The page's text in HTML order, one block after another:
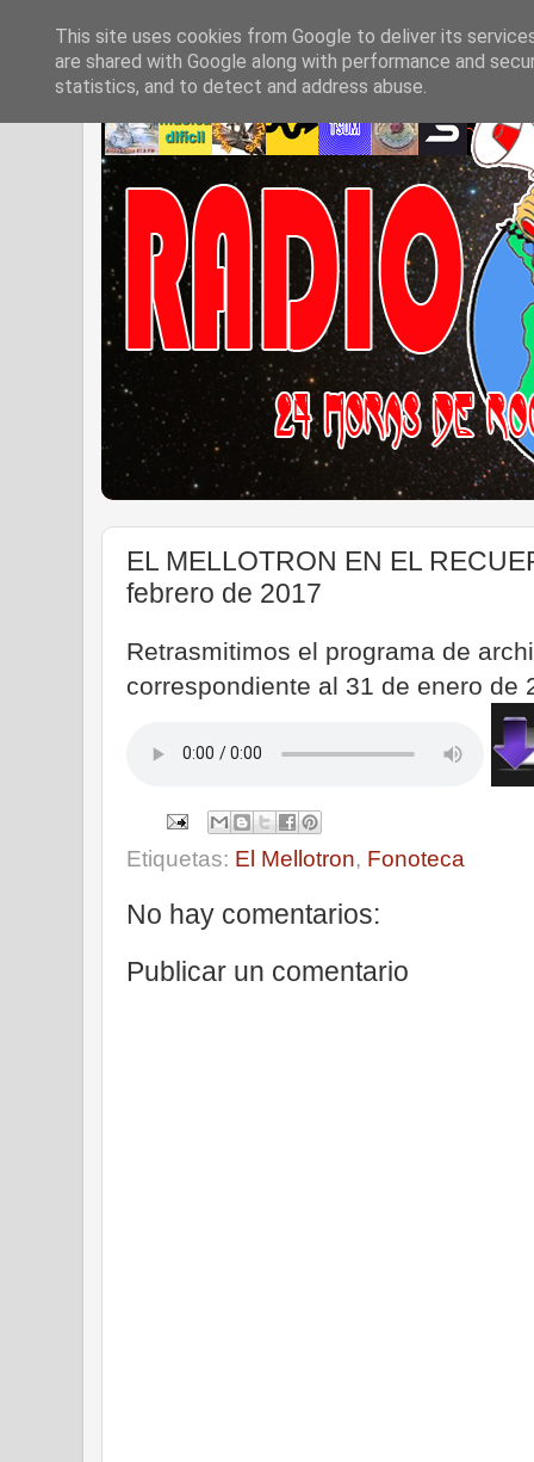
EL MELLOTRON EN EL
febrero de 2017
Retrasmitimos el programa de
correspondiente al 31 de enero de
Etiquetas: El Mellotron, Fonoteca
No hay comentarios:
Publicar un comentario
This site uses cookies from Google to deliver its
are shared with Google along with performance and
statistics, and to detect and address abuse.